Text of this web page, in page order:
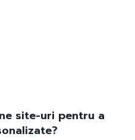
site-uri pentru a